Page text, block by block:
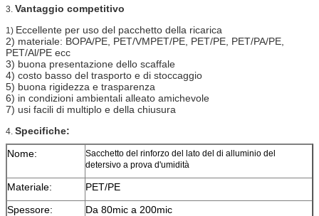
3. Vantaggio competitivo
1) Eccellente per uso del pacchetto della ricarica
2) materiale: BOPA/PE, PET/VMPET/PE, PET/PE, PET/PA/PE,
PET/Al/PE ecc
3) buona presentazione dello scaffale
4) costo basso del trasporto e di stoccaggio
5) buona rigidezza e trasparenza
6) in condizioni ambientali alleato amichevole
7) usi facili di multiplo e della chiusura
4. Specifiche:
Nome:
Sacchetto del rinforzo del lato del di alluminio del
detersivo a prova d'umidità
Materiale:
PET/PE
Spessore:
Da 80mic a 200mic